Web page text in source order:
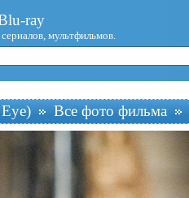
ray
сериалов, мультфильмов.
Все фото фильма